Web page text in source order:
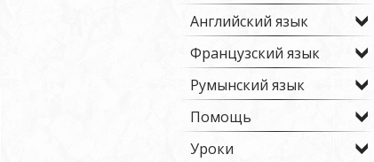
Английский язык
Французский язык
Румынский язык
Помощь
Уроки